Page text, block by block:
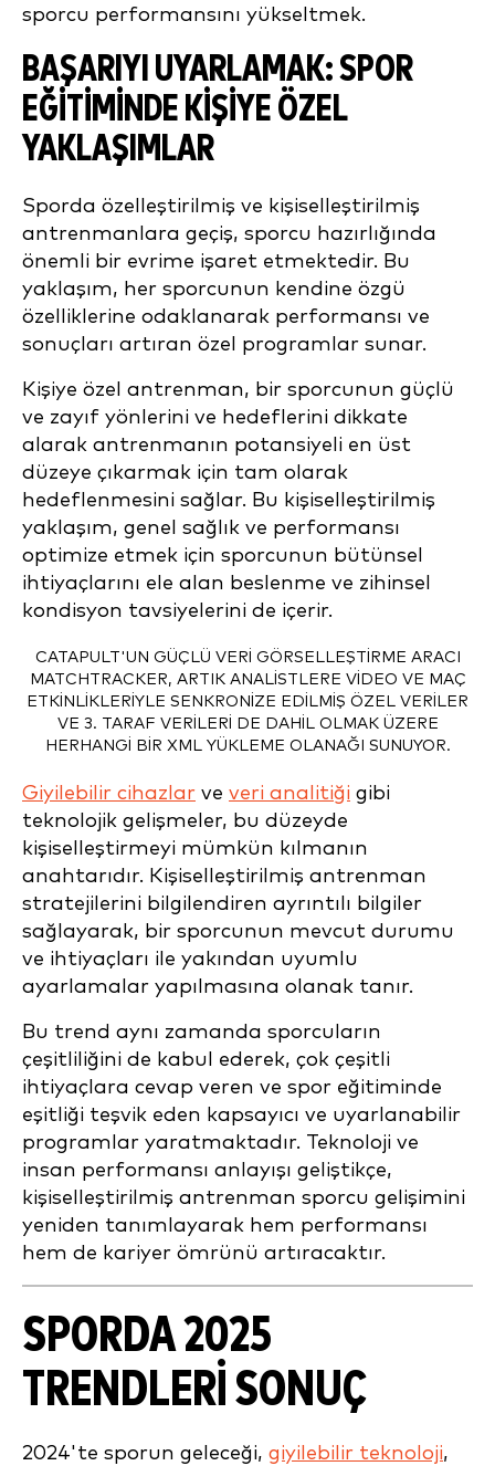
sporcu performansını yükseltmek.
BAŞARIYI UYARLAMAK: SPOR
EĞITIMINDE KIŞIYE ÖZEL
YAKLAŞIMLAR
Sporda özelleştirilmiş ve kişiselleştirilmiş
antrenmanlara geçiş, sporcu hazırlığında
önemli bir evrime işaret etmektedir. Bu
yaklaşım, her sporcunun kendine özgü
özelliklerine odaklanarak performansı ve
sonuçları artıran özel programlar sunar.
Kişiye özel antrenman, bir sporcunun güçlü
ve zayıf yönlerini ve hedeflerini dikkate
alarak antrenmanın potansiyeli en üst
düzeye çıkarmak için tam olarak
hedeflenmesini sağlar. Bu kişiselleştirilmiş
yaklaşım, genel sağlık ve performansı
optimize etmek için sporcunun bütünsel
ihtiyaçlarını ele alan beslenme ve zihinsel
kondisyon tavsiyelerini de içerir.
CATAPULT'UN GÜÇLÜ VERI GÖRSELLEŞTIRME ARACI
MATCHTRACKER, ARTIK ANALISTLERE VIDEO VE MAÇ
ETKINLIKLERIYLE SENKRONIZE EDILMIŞ ÖZEL VERILER
VE 3. TARAF VERILERI DE DAHIL OLMAK ÜZERE
HERHANGI BIR XML YÜKLEME OLANAĞI SUNUYOR.
Giyilebilir cihazlar ve veri analitiği gibi
teknolojik gelişmeler, bu düzeyde
kişiselleştirmeyi mümkün kılmanın
anahtarıdır. Kişiselleştirilmiş antrenman
stratejilerini bilgilendiren ayrıntılı bilgiler
sağlayarak, bir sporcunun mevcut durumu
ve ihtiyaçları ile yakından uyumlu
ayarlamalar yapılmasına olanak tanır.
Bu trend aynı zamanda sporcuların
çeşitliliğini de kabul ederek, çok çeşitli
ihtiyaçlara cevap veren ve spor eğitiminde
eşitliği teşvik eden kapsayıcı ve uyarlanabilir
programlar yaratmaktadır. Teknoloji ve
insan performansı anlayışı geliştikçe,
kişiselleştirilmiş antrenman sporcu gelişimini
yeniden tanımlayarak hem performansı
hem de kariyer ömrünü artıracaktır.
SPORDA2025
TRENDLERI SONUÇ
2024'te sporun geleceği, giyilebilir teknoloji,